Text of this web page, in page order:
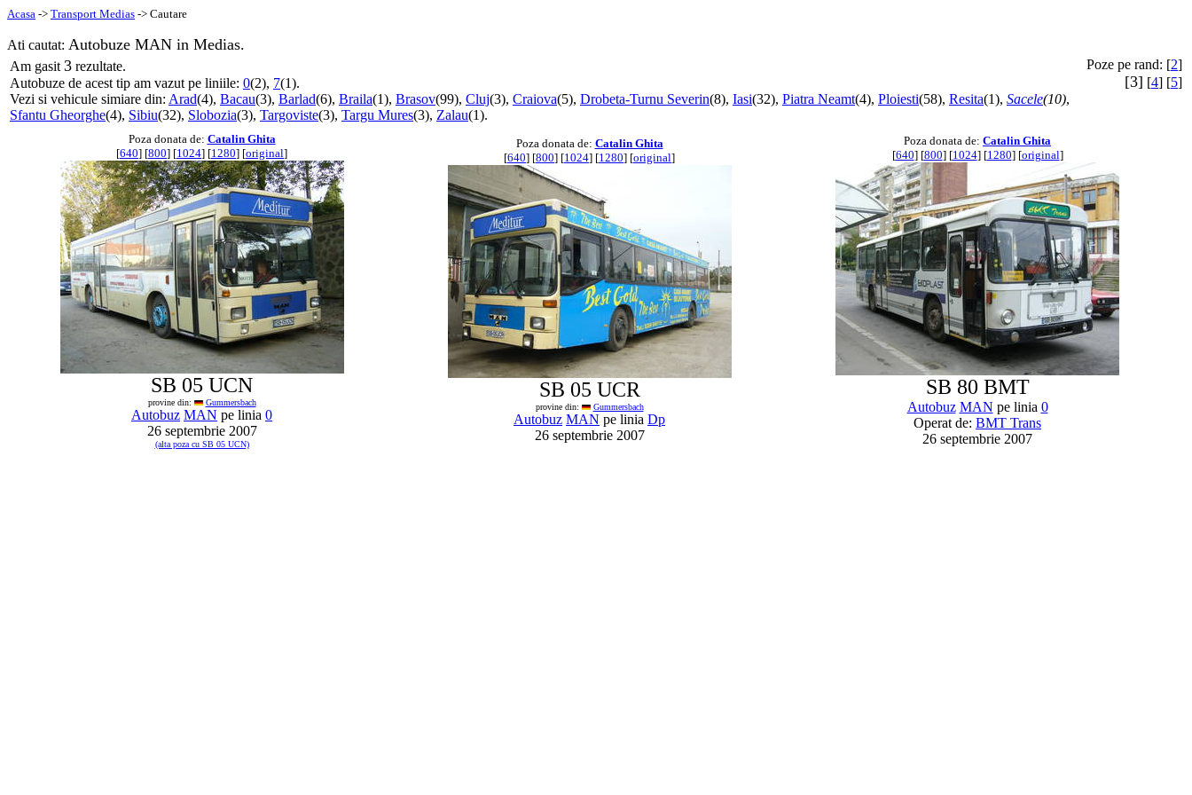
Acasa -> Transport Medias -> Cautare
Ati cautat: Autobuze MAN in Medias.
Am gasit 3 rezultate.
Autobuze de acest tip am vazut pe liniile: 0(2), 7(1).
Vezi si vehicule simiare din: Arad(4), Bacau(3), Barlad(6), Braila(1), Brasov(99), Cluj(3), Craiova(5), Drobeta-Turnu Severin(8), Iasi(32), Piatra Neamt(4), Ploiesti(58), Resita(1), Sacele(10),
Sfantu Gheorghe(4), Sibiu(32), Slobozia(3), Targoviste(3), Targu Mures(3), Zalau(1).
Poze pe rand: [2]
[3] [4] [5]
Poza donata de: Catalin Ghita
[640] [800] [1024] [1280] [original]
SB 05 UCN
provine din: Gummersbach
Autobuz MAN pe linia 0
26 septembrie 2007
(alta poza cu SB 05 UCN)
Poza donata de: Catalin Ghita
[640] [800] [1024] [1280] [original]
SB 05 UCR
provine din: Gummersbach
Autobuz MAN pe linia Dp
26 septembrie 2007
Poza donata de: Catalin Ghita
[640] [800] [1024] [1280] [original]
SB 80 BMT
Autobuz MAN pe linia 0
Operat de: BMT Trans
26 septembrie 2007